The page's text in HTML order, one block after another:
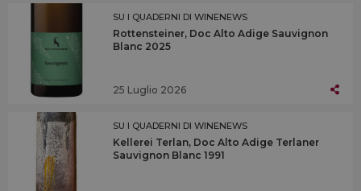
SU I QUADERNI DI WINENEWS
Rottensteiner, Doc Alto Adige Sauvignon
Blanc 2025
25 Luglio 2026
SU I QUADERNI DI WINENEWS
Kellerei Terlan, Doc Alto Adige Terlaner
Sauvignon Blanc 1991